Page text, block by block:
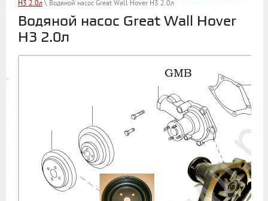
H3 2.0л \ Водяной насос Great Wall Hover H3 2.0л
Водяной насос Great Wall Hover
H3 2.0л